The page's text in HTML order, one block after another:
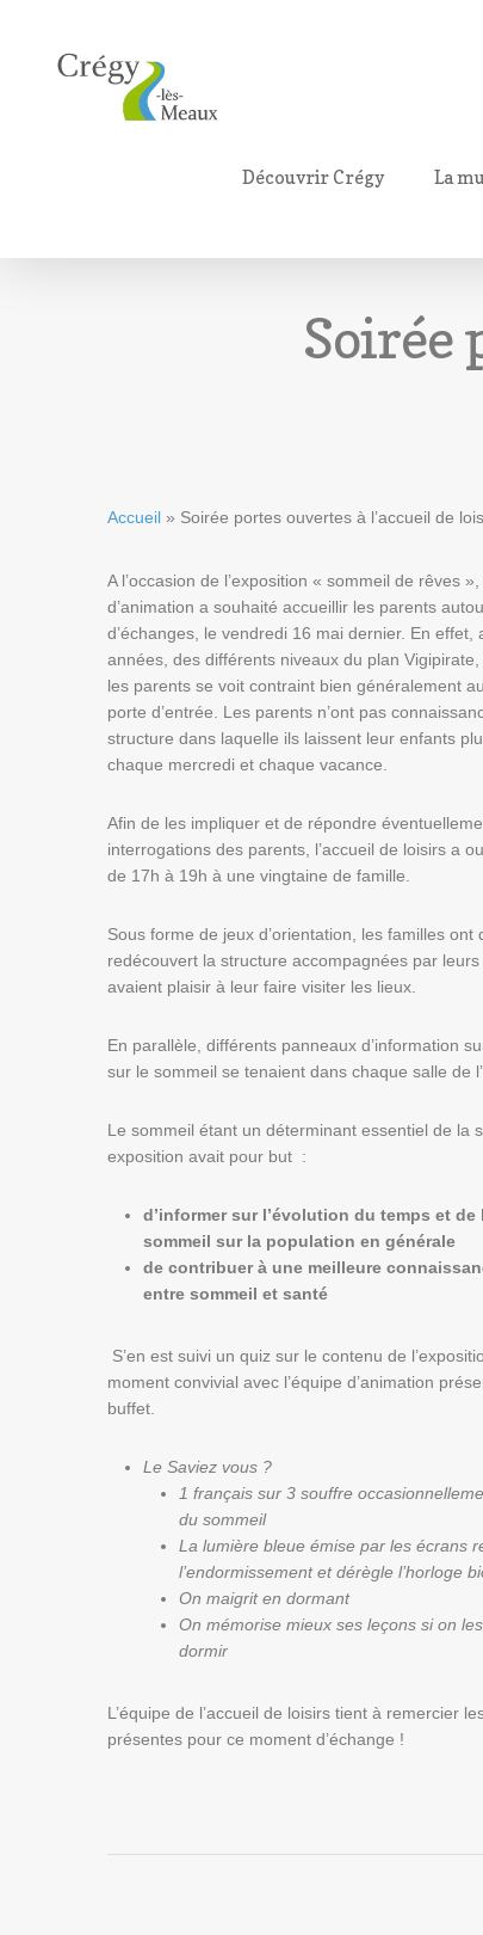
Découvrir Crégy La
Soirée
Accueil » Soirée portes ouvertes à l’accueil de
A l’occasion de l’exposition « sommeil de rêves »,
d’animation a souhaité accueillir les parents
d’échanges, le vendredi 16 mai dernier. En effet,
années, des différents niveaux du plan
les parents se voit contraint bien généralement
porte d’entrée. Les parents n’ont pas
structure dans laquelle ils laissent leur enfants
chaque mercredi et chaque vacance.
Afin de les impliquer et de répondre
interrogations des parents, l’accueil de loisirs a
de 17h à 19h à une vingtaine de famille.
Sous forme de jeux d’orientation, les familles ont
redécouvert la structure accompagnées par
avaient plaisir à leur faire visiter les lieux.
En parallèle, différents panneaux d’information
sur le sommeil se tenaient dans chaque salle de
Le sommeil étant un déterminant essentiel de la
exposition avait pour but :
d’informer sur l’évolution du temps et de
sommeil sur la population en générale
de contribuer à une meilleure
entre sommeil et santé
S’en est suivi un quiz sur le contenu de
moment convivial avec l’équipe d’animation
buffet.
Le Saviez vous ?
1 français sur 3 souffre
du sommeil
La lumière bleue émise par les écrans
l’endormissement et dérègle l’horloge
On maigrit en dormant
On mémorise mieux ses leçons si on
dormir
L’équipe de l’accueil de loisirs tient à remercier
présentes pour ce moment d’échange !